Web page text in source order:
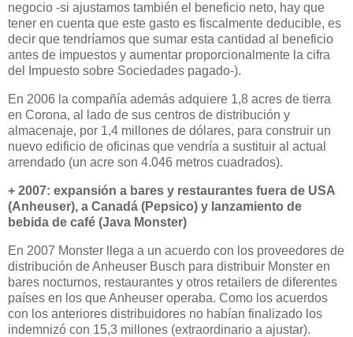
negocio -si ajustamos también el beneficio neto, hay que
tener en cuenta que este gasto es fiscalmente deducible, es
decir que tendríamos que sumar esta cantidad al beneficio
antes de impuestos y aumentar proporcionalmente la cifra
del Impuesto sobre Sociedades pagado-).
En 2006 la compañía además adquiere 1,8 acres de tierra
en Corona, al lado de sus centros de distribución y
almacenaje, por 1,4 millones de dólares, para construir un
nuevo edificio de oficinas que vendría a sustituir al actual
arrendado (un acre son 4.046 metros cuadrados).
+ 2007: expansión a bares y restaurantes fuera de USA
(Anheuser), a Canadá (Pepsico) y lanzamiento de
bebida de café (Java Monster)
En 2007 Monster llega a un acuerdo con los proveedores de
distribución de Anheuser Busch para distribuir Monster en
bares nocturnos, restaurantes y otros retailers de diferentes
países en los que Anheuser operaba. Como los acuerdos
con los anteriores distribuidores no habían finalizado los
indemnizó con 15,3 millones (extraordinario a ajustar).